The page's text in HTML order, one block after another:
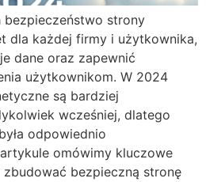
bezpieczeństwo strony
dla każdej firmy i użytkownika,
dane oraz zapewnić
użytkownikom. W 2024
są bardziej
wcześniej, dlatego
odpowiednio
omówimy kluczowe
bezpieczną stronę